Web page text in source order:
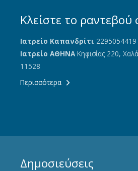
Κλείστε το ραντεβού
Ιατρείο Καπανδρίτι 2295054419
Ιατρείο ΑΘΗΝΑΚηφισίας 220,
11528
Περισσότερα
Δημοσιεύσεις